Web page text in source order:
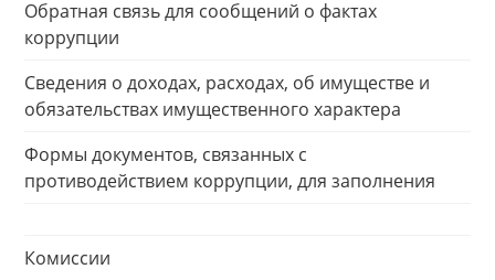
Обратная связь для сообщений о фактах
коррупции
Сведения о доходах, расходах, об имуществе и
обязательствах имущественного характера
Формы документов, связанных с
противодействием коррупции, для заполнения
Комиссии